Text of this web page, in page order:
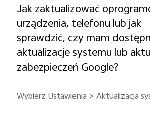
Jak zaktualizować
urządzenia, telefonu lub jak
sprawdzić, czy mam
aktualizacje systemu lub
zabezpieczeń Google?
Wybierz Ustawienia > Aktualizacja